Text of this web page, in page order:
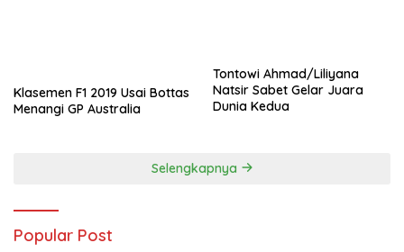
Klasemen F1 2019 Usai Bottas
Menangi GP Australia
Tontowi Ahmad/Liliyana
Natsir Sabet Gelar Juara
Dunia Kedua
Selengkapnya
Popular Post